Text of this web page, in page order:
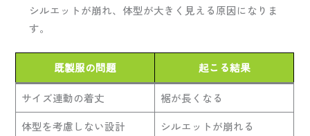
シルエットが崩れ、体型が大きく見える原因になりま
す。
既製服の問題 起こる結果
サイズ連動の着丈
裾が長くなる
体型を考慮しない設計
シルエットが崩れる